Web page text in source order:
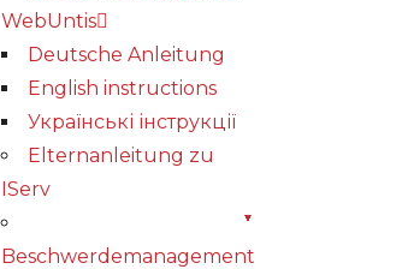
WebUntis
Deutsche Anleitung
English instructions
Українські інструкції
Elternanleitung zu
IServ
Beschwerdemanagement